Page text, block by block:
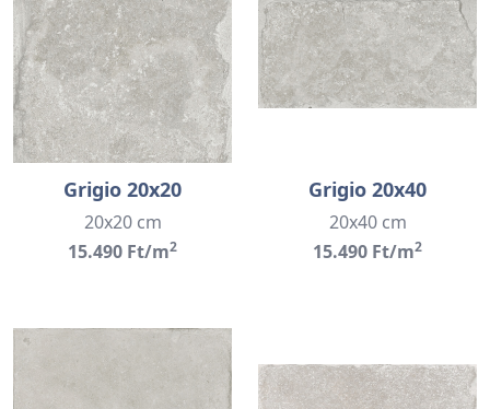
Grigio 20x20
20x20 cm
15.490 Ft/m2
Grigio 20x40
20x40 cm
15.490 Ft/m2